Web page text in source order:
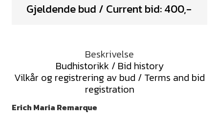
Gjeldende bud / Current bid:400,-
Beskrivelse
Budhistorikk / Bid history
Vilkår og registrering av bud / Terms and bid
registration
Erich Maria Remarque